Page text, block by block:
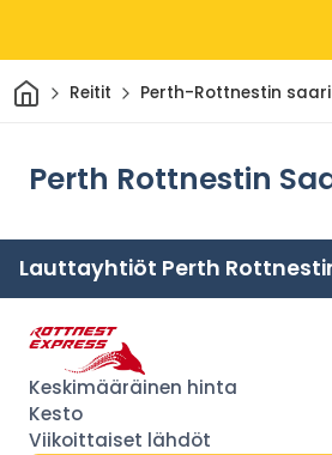
KotiinReitit Perth-Rottnestin saari
Perth Rottnestin
Lauttayhtiöt Perth